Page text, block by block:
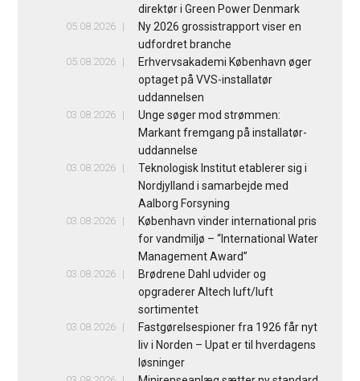
direktør i Green Power Denmark
05.08.2026
Ny 2026 grossistrapport viser en
udfordret branche
05.08.2026
Erhvervsakademi København øger
optaget på VVS-installatør
uddannelsen
03.08.2026
Unge søger mod strømmen:
Markant fremgang på installatør-
uddannelse
03.08.2026
Teknologisk Institut etablerer sig i
Nordjylland i samarbejde med
Aalborg Forsyning
03.08.2026
København vinder international pris
for vandmiljø – “International Water
Management Award”
03.08.2026
Brødrene Dahl udvider og
opgraderer Altech luft/luft
sortimentet
03.08.2026
Fastgørelsespioner fra 1926 får nyt
liv i Norden – Upat er til hverdagens
løsninger